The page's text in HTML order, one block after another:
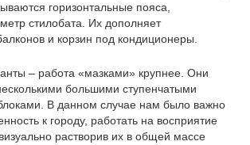
горизонтальные пояса,
стилобата. Их дополняет
и корзин под кондиционеры.
– работа «мазками» крупнее. Они
большими ступенчатыми
В данном случае нам было важно
к городу, работать на восприятие
растворив их в общей массе